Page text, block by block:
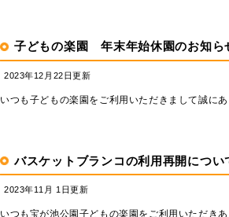
子どもの楽園 年末年始休園のお知ら
2023年12月22日更新
いつも子どもの楽園をご利用いただきまして誠に
バスケットブランコの利用再開につい
2023年11月 1日更新
いつも宝が池公園子どもの楽園をご利用いただき